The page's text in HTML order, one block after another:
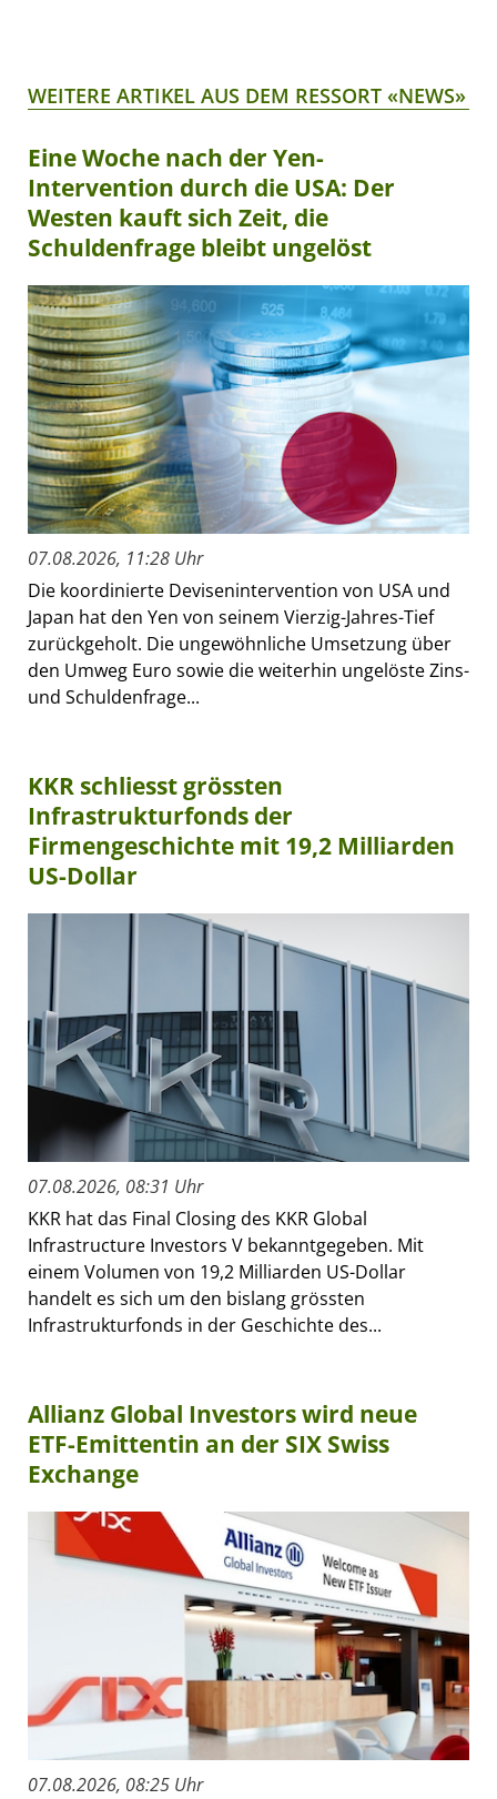
WEITERE ARTIKEL AUS DEM RESSORT «NEWS»
Eine Woche nach der Yen-
Intervention durch die USA: Der
Westen kauft sich Zeit, die
Schuldenfrage bleibt ungelöst
07.08.2026, 11:28 Uhr
Die koordinierte Devisenintervention von USA und
Japan hat den Yen von seinem Vierzig-Jahres-Tief
zurückgeholt. Die ungewöhnliche Umsetzung über
den Umweg Euro sowie die weiterhin ungelöste Zins-
und Schuldenfrage...
KKR schliesst grössten
Infrastrukturfonds der
Firmengeschichte mit 19,2 Milliarden
US-Dollar
07.08.2026, 08:31 Uhr
KKR hat das Final Closing des KKR Global
Infrastructure Investors V bekanntgegeben. Mit
einem Volumen von 19,2 Milliarden US-Dollar
handelt es sich um den bislang grössten
Infrastrukturfonds in der Geschichte des...
Allianz Global Investors wird neue
ETF-Emittentin an der SIX Swiss
Exchange
07.08.2026, 08:25 Uhr